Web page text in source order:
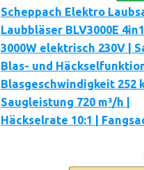
Scheppach Elektro
Laubbläser BLV3000E 4in1
3000W elektrisch 230V |
Blas- und Häckselfunktion
Blasgeschwindigkeit 252
Saugleistung 720 m³/h |
Häckselrate 10:1 |